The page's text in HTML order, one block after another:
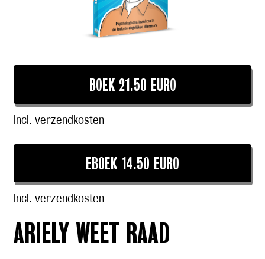
BOEK 21.50 EURO
Incl. verzendkosten
EBOEK 14.50 EURO
Incl. verzendkosten
ARIELY WEET RAAD